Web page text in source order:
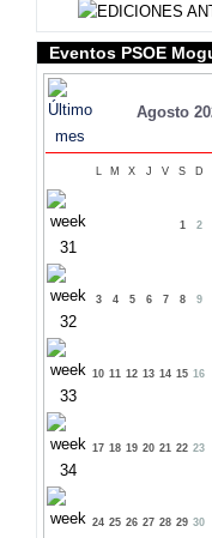
Eventos PSOE
Agosto
L M X J V S D
1 2
3 4 5 6 7 8 9
10 11 12 13 14 15 16
17 18 19 20 21 22 23
24 25 26 27 28 29 30